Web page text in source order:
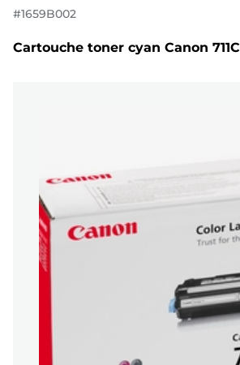
#1659B002
Cartouche toner cyan Canon 711C